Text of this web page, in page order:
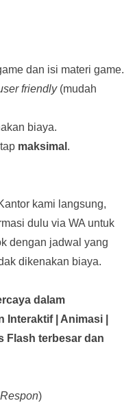
dan isi materi game.
friendly(mudah
biaya.
maksimal .
kami langsung,
dulu via WA untuk
dengan jadwal yang
dikenakan biaya.
dalam
Interaktif| Animasi |
Flash terbesar dan
)